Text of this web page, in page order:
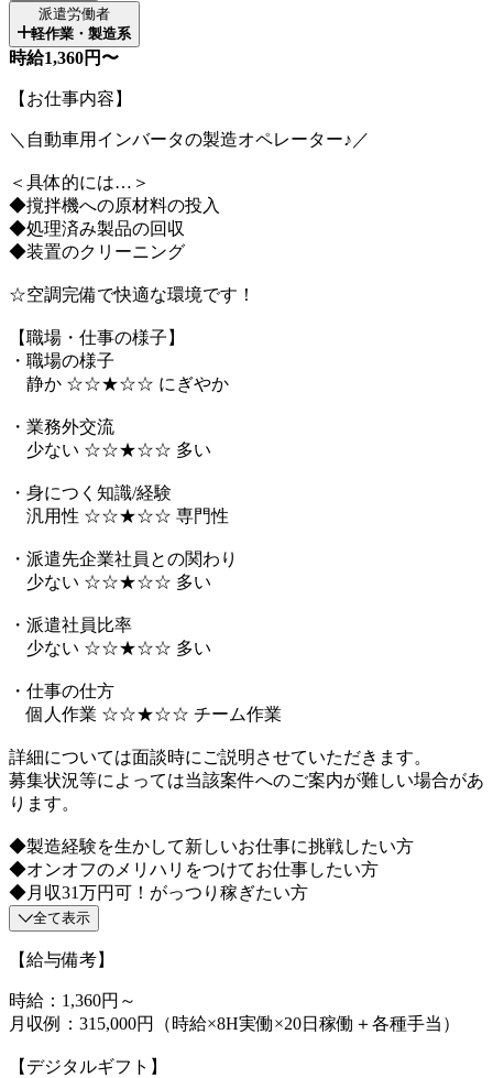
派遣労働者
軽作業・製造系
時給1,360円〜
【お仕事内容】
＼自動車用インバータの製造オペレーター♪／
＜具体的には…＞
◆撹拌機への原材料の投入
◆処理済み製品の回収
◆装置のクリーニング
☆空調完備で快適な環境です！
【職場・仕事の様子】
・職場の様子
静か ☆☆★☆☆ にぎやか
・業務外交流
少ない ☆☆★☆☆ 多い
・身につく知識/経験
汎用性 ☆☆★☆☆ 専門性
・派遣先企業社員との関わり
少ない ☆☆★☆☆ 多い
・派遣社員比率
少ない ☆☆★☆☆ 多い
・仕事の仕方
個人作業 ☆☆★☆☆ チーム作業
詳細については面談時にご説明させていただきます。
募集状況等によっては当該案件へのご案内が難しい場合があ
ります。
◆製造経験を生かして新しいお仕事に挑戦したい方
◆オンオフのメリハリをつけてお仕事したい方
◆月収31万円可！がっつり稼ぎたい方
全て表示
【給与備考】
時給：1,360円～
月収例：315,000円（時給×8H実働×20日稼働＋各種手当）
【デジタルギフト】